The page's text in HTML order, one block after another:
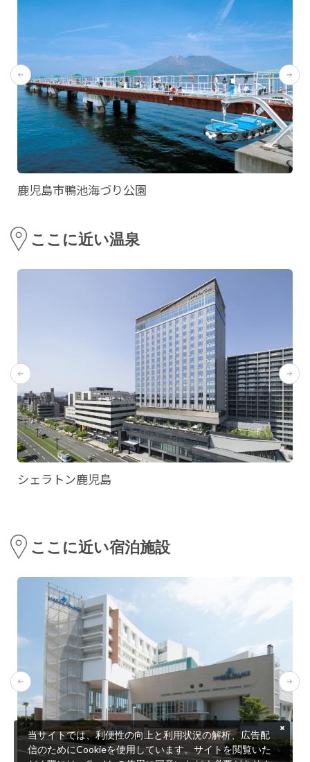
鹿児島市鴨池海づり公園
ここに近い温泉
シェラトン鹿児島
ここに近い宿泊施設
当サイトでは、利便性の向上と利用状況の解析、広告配
信のためにCookieを使用しています。サイトを閲覧いた